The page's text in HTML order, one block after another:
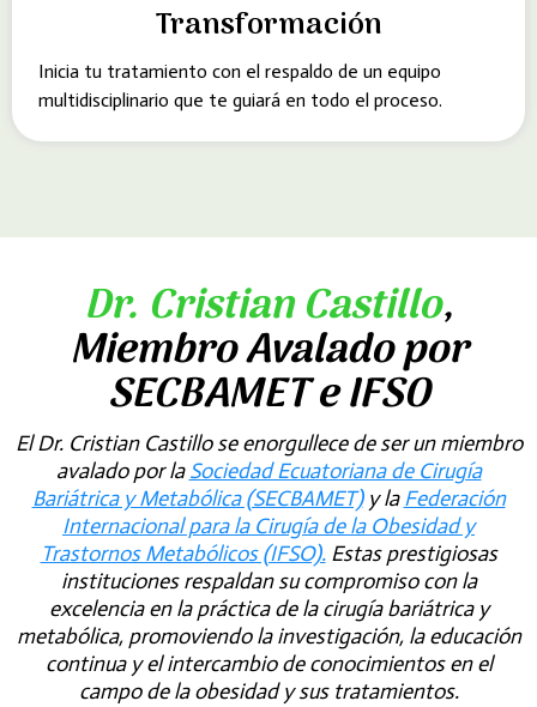
Transformación
Inicia tu tratamiento con el respaldo de un equipo
multidisciplinario que te guiará en todo el proceso.
Dr. Cristian Castillo,
Miembro Avalado por
SECBAMET e IFSO
El Dr. Cristian Castillo se enorgullece de ser un miembro
avalado por laSociedad Ecuatoriana de Cirugía
Bariátrica y Metabólica (SECBAMET)y laFederación
Internacional para la Cirugía de la Obesidad y
Trastornos Metabólicos (IFSO).Estas prestigiosas
instituciones respaldan su compromiso con la
excelencia en la práctica de la cirugía bariátrica y
metabólica, promoviendo la investigación, la educación
continua y el intercambio de conocimientos en el
campo de la obesidad y sus tratamientos.